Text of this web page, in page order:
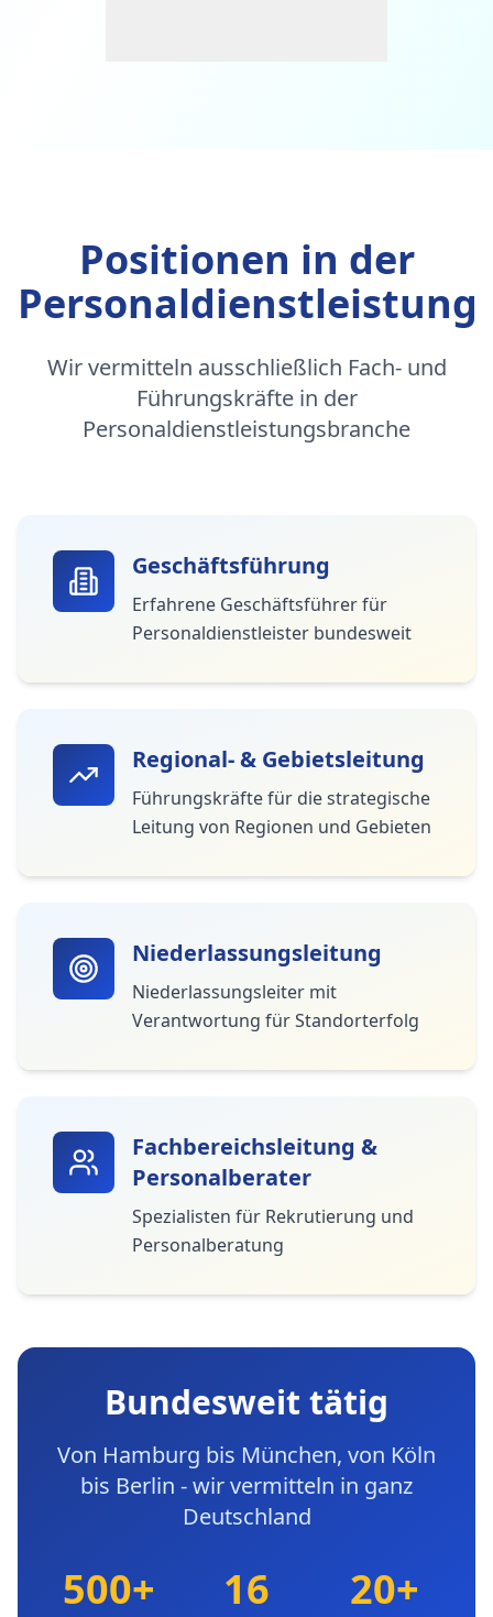
Positionen in der
Personaldienstleistung
Wir vermitteln ausschließlich Fach- und
Führungskräfte in der
Personaldienstleistungsbranche
Geschäftsführung
Erfahrene Geschäftsführer für
Personaldienstleister bundesweit
Regional- & Gebietsleitung
Führungskräfte für die strategische
Leitung von Regionen und Gebieten
Niederlassungsleitung
Niederlassungsleiter mit
Verantwortung für Standorterfolg
Fachbereichsleitung &
Personalberater
Spezialisten für Rekrutierung und
Personalberatung
Bundesweit tätig
Von Hamburg bis München, von Köln
bis Berlin - wir vermitteln in ganz
Deutschland
500+ 16 20+